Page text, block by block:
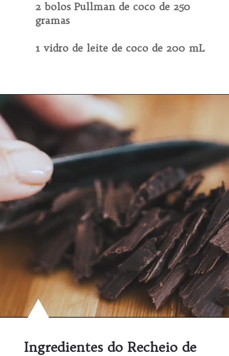
2 bolos Pullman de coco de 250
gramas
1 vidro de leite de coco de 200 mL
Ingredientes do Recheio de